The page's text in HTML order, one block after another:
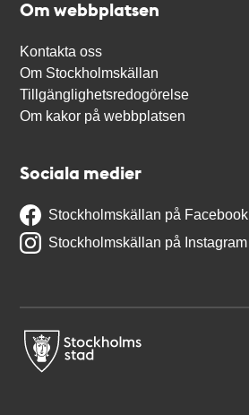
Om webbplatsen
Kontakta oss
Om Stockholmskällan
Tillgänglighetsredogörelse
Om kakor på webbplatsen
Sociala medier
Stockholmskällan på Facebook
Stockholmskällan på Instagram